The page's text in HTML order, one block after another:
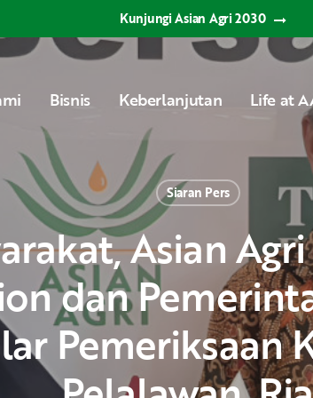
Kunjungi Asian Agri 2030
Bisnis Keberlanjutan Life at
Siaran Pers
dan
Pemeriksaan